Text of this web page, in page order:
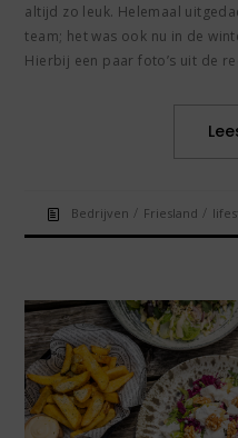
altijd zo leuk. Helemaal
team; het was ook nu in de
Hierbij een paar foto’s uit de
Bedrijven / Friesland /